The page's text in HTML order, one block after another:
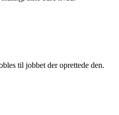
til jobbet der oprettede den.